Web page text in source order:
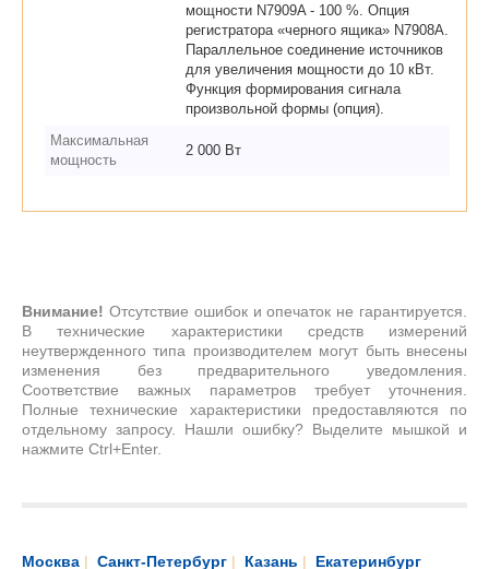
мощности N7909A - 100 %. Опция
регистратора «черного ящика» N7908A.
Параллельное соединение источников
для увеличения мощности до 10 кВт.
Функция формирования сигнала
произвольной формы (опция).
Максимальная
мощность
2 000 Вт
Внимание! Отсутствие ошибок и опечаток не гарантируется.
В технические характеристики средств измерений
неутвержденного типа производителем могут быть внесены
изменения без предварительного уведомления.
Соответствие важных параметров требует уточнения.
Полные технические характеристики предоставляются по
отдельному запросу. Нашли ошибку? Выделите мышкой и
нажмите Ctrl+Enter.
Москва | Санкт-Петербург | Казань | Екатеринбург